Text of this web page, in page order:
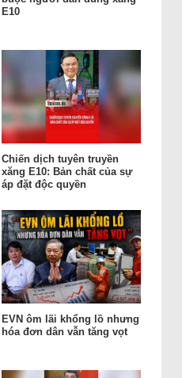
E10
Chiến dịch tuyên truyền
xăng E10: Bản chất của sự
áp đặt độc quyền
EVN ôm lãi khổng lồ nhưng
hóa đơn dân vẫn tăng vọt